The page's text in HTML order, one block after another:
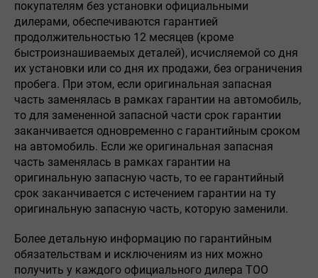
покупателям без установки официальными
дилерами, обеспечиваются гарантией
продолжительностью 12 месяцев (кроме
быстроизнашиваемых деталей), исчисляемой со дня
их установки или со дня их продажи, без ограничения
пробега. При этом, если оригинальная запасная
часть заменялась в рамках гарантии на автомобиль,
то для замененной запасной части срок гарантии
заканчивается одновременно с гарантийным сроком
на автомобиль. Если же оригинальная запасная
часть заменялась в рамках гарантии на
оригинальную запасную часть, то ее гарантийный
срок заканчивается с истечением гарантии на ту
оригинальную запасную часть, которую заменили.
Более детальную информацию по гарантийным
обязательствам и исключениям из них можно
получить у каждого официального дилера ТОО